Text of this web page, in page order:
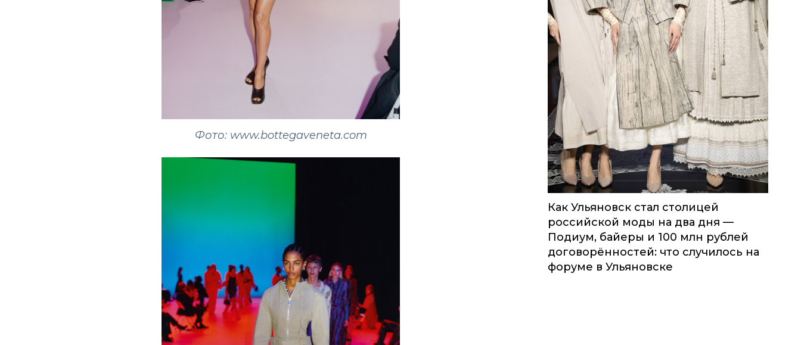
Фото: www.bottegaveneta.com
Как Ульяновск стал столицей
российской моды на два дня —
Подиум, байеры и 100 млн рублей
договорённостей: что случилось на
форуме в Ульяновске